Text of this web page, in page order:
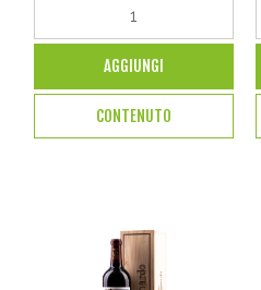
AGGIUNGI
CONTENUTO